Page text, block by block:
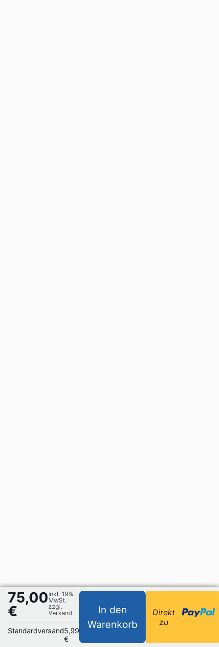
75,00
€
Inkl. 19%
MwSt.
zzgl.
Versand
Standardversand5,99
€
In den
Warenkorb
Direkt
zu